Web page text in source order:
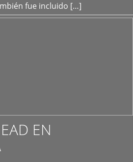
fue incluido […]
EN